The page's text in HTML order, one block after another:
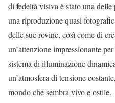
di fedeltà visiva è stato una
una riproduzione quasi
delle sue rovine, così come di
un’attenzione impressionante
sistema di illuminazione
un’atmosfera di tensione
mondo che sembra vivo e ostile.